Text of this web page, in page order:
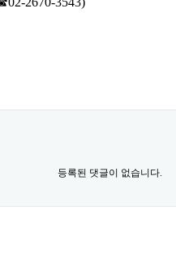
등록된 댓글이 없습니다.